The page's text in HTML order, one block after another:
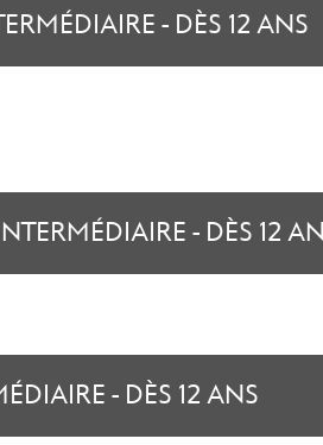
- DÈS 12 ANS
- DÈS 12
- DÈS 12 ANS